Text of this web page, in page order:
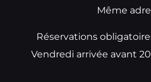
Même
Réservations
Vendredi arrivée avant